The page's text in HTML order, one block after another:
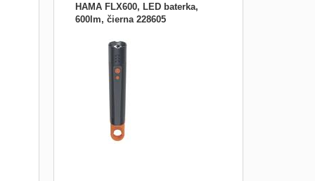
HAMA FLX600, LED baterka,
600lm, čierna 228605
LED Baterka FLX600 - Robustná hliníková
baterka vhodná pre outdoorové aktivity aj
domáce použitie. Ponúka 4 svetelné
režimy s maximálnym výkonom 600
lúmenov a dosvitom 250 m. Disponuje
SOS funkciou, nastaviteľným zoomom a
odnímateľnou karabínkou pre zaves